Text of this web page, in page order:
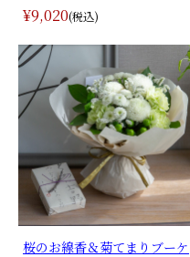
¥9,020(税込)
桜のお線香＆菊てまりブーケ